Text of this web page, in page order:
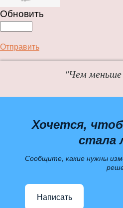
Обновить
Отправить
"Чем
Хочется,
стала
Сообщите, какие нужны
Написать